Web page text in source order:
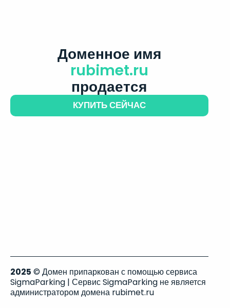
Доменное имя
rubimet.ru
продается
КУПИТЬ СЕЙЧАС
2025 © Домен припаркован с помощью сервиса
SigmaParking | Сервис SigmaParking не является
администратором домена rubimet.ru